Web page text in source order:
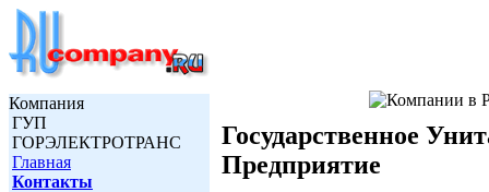
Компания
ГУП
ГОРЭЛЕКТРОТРАНС
Главная
Контакты
Государственное
Предприятие